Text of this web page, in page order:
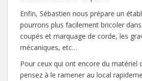
Enfin, Sébastien nous prépare un
pourrons plus facilement bricoler
coupés et marquage de corde, les
mécaniques, etc…
Pour ceux qui ont encore du matériel
pensez à le ramener au local